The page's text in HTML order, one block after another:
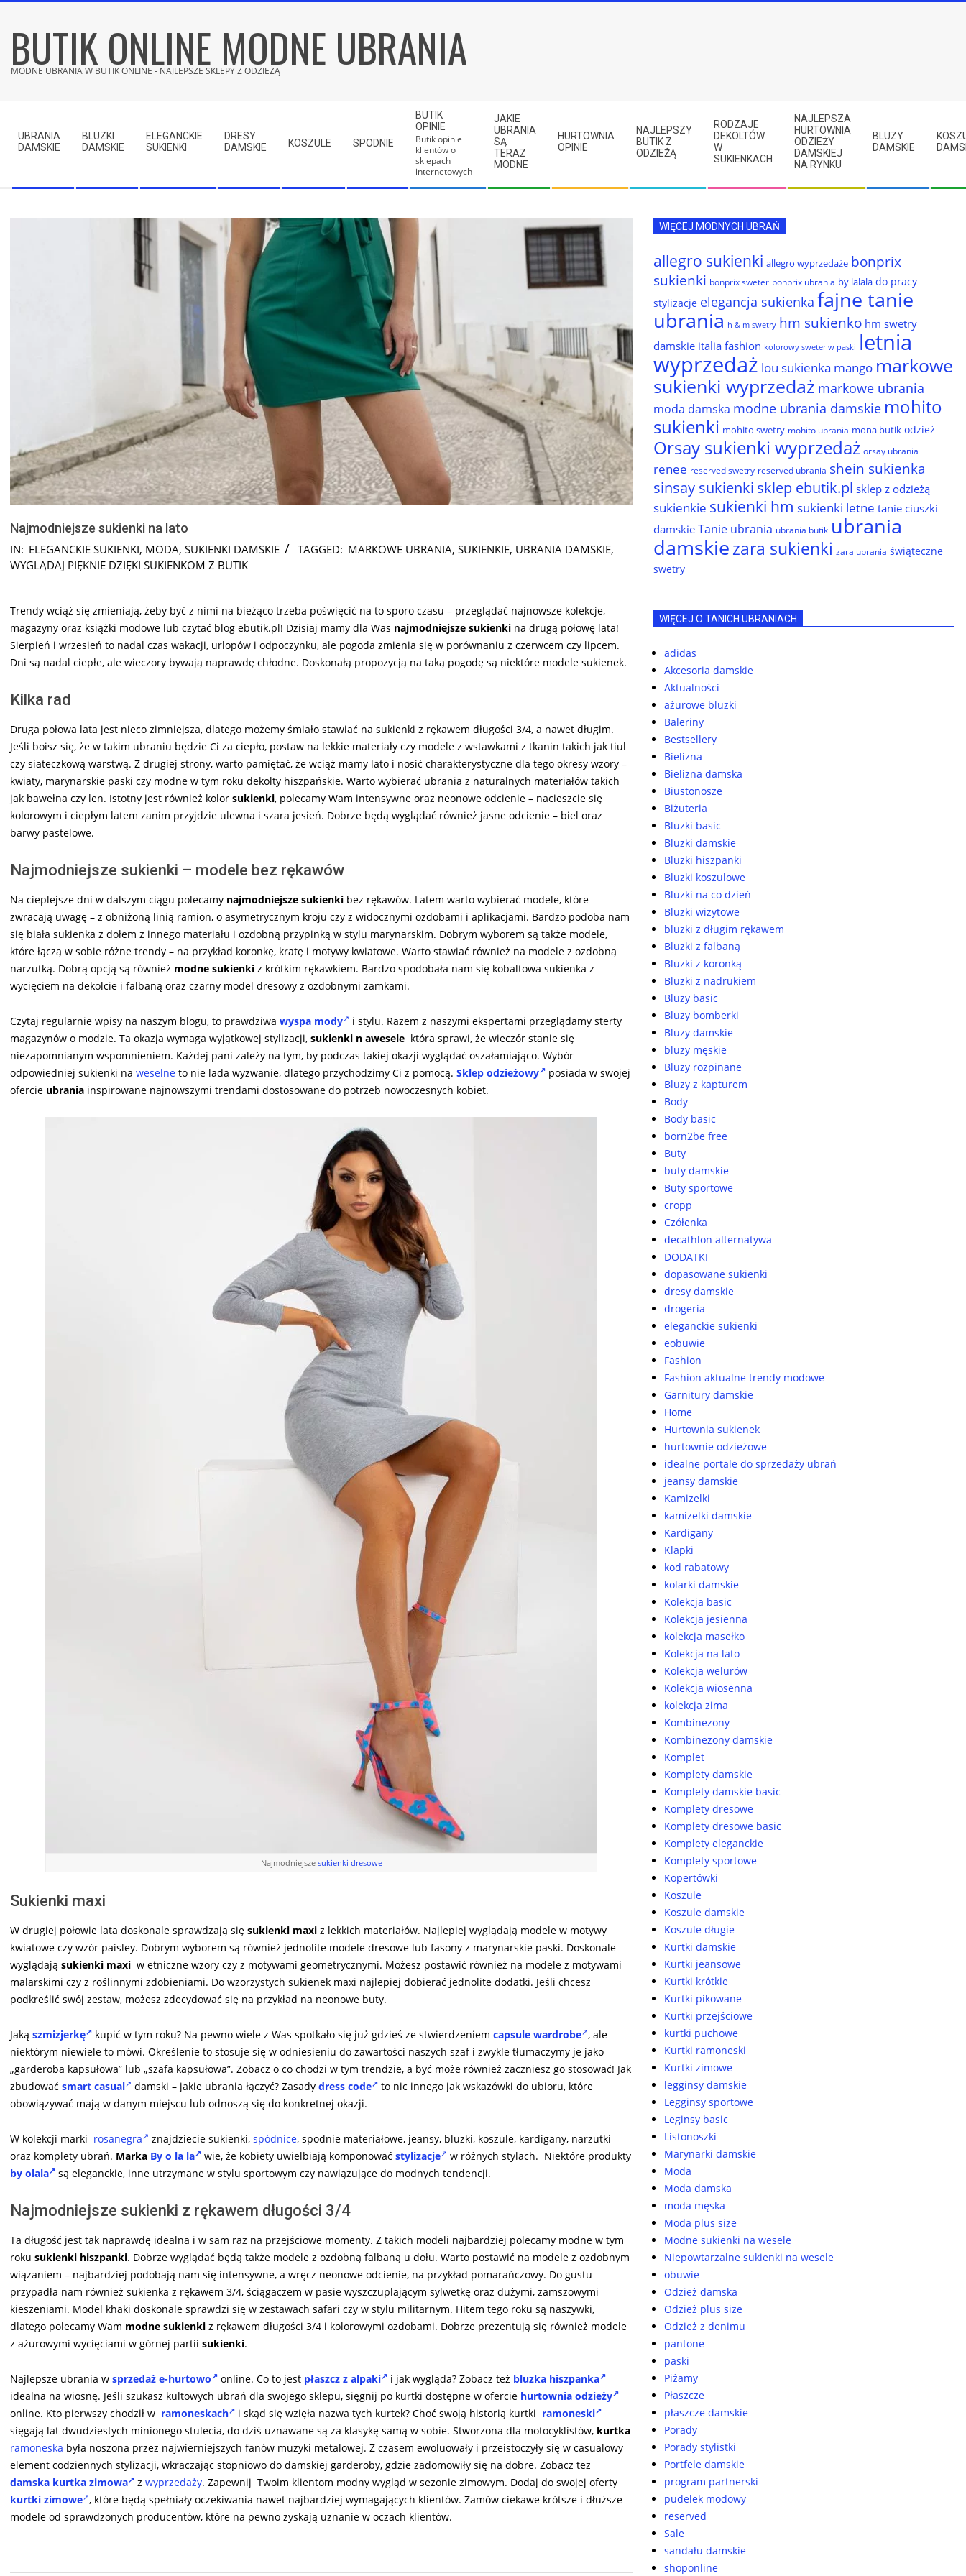
contentBUTIK ONLINE MODNE UBRANIA
MODNE UBRANIA W BUTIK ONLINE - NAJLEPSZE SKLEPY Z ODZIEŻĄ
Menu
UBRANIA
DAMSKIE
BLUZKI
DAMSKIE
ELEGANCKIE
SUKIENKI
DRESY
DAMSKIE
KOSZULE SPODNIE
BUTIK
OPINIE
Butik opinie
klientów o
sklepach
internetowych
JAKIE
UBRANIA
SĄ
TERAZ
MODNE
HURTOWNIA
OPINIE
NAJLEPSZY
BUTIK Z
ODZIEŻĄ
RODZAJE
DEKOLTÓW
W
SUKIENKACH
NAJLEPSZA
HURTOWNIA
ODZIEŻY
DAMSKIEJ
NA RYNKU
BLUZY
DAMSKIE
Najmodniejsze sukienki na lato
IN: ELEGANCKIE SUKIENKI, MODA, SUKIENKI DAMSKIE TAGGED: MARKOWE UBRANIA, SUKIENKIE, UBRANIA DAMSKIE,
WYGLĄDAJ PIĘKNIE DZIĘKI SUKIENKOM Z BUTIK
Trendy wciąż się zmieniają, żeby być z nimi na bieżąco trzeba poświęcić na to sporo czasu – przeglądać najnowsze kolekcje,
magazyny oraz książki modowe lub czytać blog ebutik.pl! Dzisiaj mamy dla Was najmodniejsze sukienki na drugą połowę lata!
Sierpień i wrzesień to nadal czas wakacji, urlopów i odpoczynku, ale pogoda zmienia się w porównaniu z czerwcem czy lipcem.
Dni są nadal ciepłe, ale wieczory bywają naprawdę chłodne. Doskonałą propozycją na taką pogodę są niektóre modele sukienek.
Kilka rad
Druga połowa lata jest nieco zimniejsza, dlatego możemy śmiało stawiać na sukienki z rękawem długości 3/4, a nawet długim.
Jeśli boisz się, że w takim ubraniu będzie Ci za ciepło, postaw na lekkie materiały czy modele z wstawkami z tkanin takich jak tiul
czy siateczkową warstwą. Z drugiej strony, warto pamiętać, że wciąż mamy lato i nosić charakterystyczne dla tego okresy wzory –
kwiaty, marynarskie paski czy modne w tym roku dekolty hiszpańskie. Warto wybierać ubrania z naturalnych materiałów takich
jak bawełna czy len. Istotny jest również kolor sukienki, polecamy Wam intensywne oraz neonowe odcienie – nacieszcie się
kolorowym i ciepłym latem zanim przyjdzie ulewna i szara jesień. Dobrze będą wyglądać również jasne odcienie – biel oraz
barwy pastelowe.
Najmodniejsze sukienki – modele bez rękawów
Na cieplejsze dni w dalszym ciągu polecamy najmodniejsze sukienki bez rękawów. Latem warto wybierać modele, które
zwracają uwagę – z obniżoną linią ramion, o asymetrycznym kroju czy z widocznymi ozdobami i aplikacjami. Bardzo podoba nam
się biała sukienka z dołem z innego materiału i ozdobną przypinką w stylu marynarskim. Dobrym wyborem są także modele,
które łączą w sobie różne trendy – na przykład koronkę, kratę i motywy kwiatowe. Warto stawiać również na modele z ozdobną
narzutką. Dobrą opcją są również modne sukienki z krótkim rękawkiem. Bardzo spodobała nam się kobaltowa sukienka z
wycięciem na dekolcie i falbaną oraz czarny model dresowy z ozdobnymi zamkami.
Czytaj regularnie wpisy na naszym blogu, to prawdziwa wyspa mody
i stylu. Razem z naszymi ekspertami przeglądamy sterty
magazynów o modzie. Ta okazja wymaga wyjątkowej stylizacji, sukienki n awesele która sprawi, że wieczór stanie się
niezapomnianym wspomnieniem. Każdej pani zależy na tym, by podczas takiej okazji wyglądać oszałamiająco. Wybór
odpowiedniej sukienki na weselne to nie lada wyzwanie, dlatego przychodzimy Ci z pomocą. Sklep odzieżowy
posiada w swojej
ofercie ubrania inspirowane najnowszymi trendami dostosowane do potrzeb nowoczesnych kobiet.
Najmodniejsze sukienki dresowe
Sukienki maxi
W drugiej połowie lata doskonale sprawdzają się sukienki maxi z lekkich materiałów. Najlepiej wyglądają modele w motywy
kwiatowe czy wzór paisley. Dobrym wyborem są również jednolite modele dresowe lub fasony z marynarskie paski. Doskonale
wyglądają sukienki maxi w etniczne wzory czy z motywami geometrycznymi. Możesz postawić również na modele z motywami
malarskimi czy z roślinnymi zdobieniami. Do wzorzystych sukienek maxi najlepiej dobierać jednolite dodatki. Jeśli chcesz
podkreślić swój zestaw, możesz zdecydować się na przykład na neonowe buty.
Jaką szmizjerkę kupić w tym roku? Na pewno wiele z Was spotkało się już gdzieś ze stwierdzeniem capsule wardrobe , ale
niektórym niewiele to mówi. Określenie to stosuje się w odniesieniu do zawartości naszych szaf i zwykle tłumaczymy je jako
„garderoba kapsułowa” lub „szafa kapsułowa”. Zobacz o co chodzi w tym trendzie, a być może również zaczniesz go stosować! Jak
zbudować smart casual damski – jakie ubrania łączyć? Zasady dress code
to nic innego jak wskazówki do ubioru, które
obowiązywać mają w danym miejscu lub odnoszą się do konkretnej okazji.
W kolekcji marki rosanegra znajdziecie sukienki, spódnice, spodnie materiałowe, jeansy, bluzki, koszule, kardigany, narzutki
oraz komplety ubrań. Marka By o la la wie, że kobiety uwielbiają komponować stylizacje
w różnych stylach. Niektóre produkty
by olala
są eleganckie, inne utrzymane w stylu sportowym czy nawiązujące do modnych tendencji.
Najmodniejsze sukienki z rękawem długości 3/4
Ta długość jest tak naprawdę idealna i w sam raz na przejściowe momenty. Z takich modeli najbardziej polecamy modne w tym
roku sukienki hiszpanki. Dobrze wyglądać będą także modele z ozdobną falbaną u dołu. Warto postawić na modele z ozdobnym
wiązaniem – najbardziej podobają nam się intensywne, a wręcz neonowe odcienie, na przykład pomarańczowy. Do gustu
przypadła nam również sukienka z rękawem 3/4, ściągaczem w pasie wyszczuplającym sylwetkę oraz dużymi, zamszowymi
kieszeniami. Model khaki doskonale sprawdzi się w zestawach safari czy w stylu militarnym. Hitem tego roku są naszywki,
dlatego polecamy Wam modne sukienki z rękawem długości 3/4 i kolorowymi ozdobami. Dobrze prezentują się również modele
z ażurowymi wycięciami w górnej partii sukienki.
Najlepsze ubrania w sprzedaż e-hurtowo online. Co to jest płaszcz z alpaki i jak wygląda? Zobacz też bluzka hiszpanka
idealna na wiosnę. Jeśli szukasz kultowych ubrań dla swojego sklepu, sięgnij po kurtki dostępne w ofercie hurtownia odzieży
online. Kto pierwszy chodził w ramoneskach i skąd się wzięła nazwa tych kurtek? Choć swoją historią kurtki ramoneski
sięgają lat dwudziestych minionego stulecia, do dziś uznawane są za klasykę samą w sobie. Stworzona dla motocyklistów, kurtka
ramoneska była noszona przez najwierniejszych fanów muzyki metalowej. Z czasem ewoluowały i przeistoczyły się w casualowy
element codziennych stylizacji, wkraczając stopniowo do damskiej garderoby, gdzie zadomowiły się na dobre. Zobacz tez
damska kurtka zimowa
z wyprzedaży. Zapewnij Twoim klientom modny wygląd w sezonie zimowym. Dodaj do swojej oferty
kurtki zimowe , które będą spełniały oczekiwania nawet najbardziej wymagających klientów. Zamów ciekawe krótsze i dłuższe
modele od sprawdzonych producentów, które na pewno zyskają uznanie w oczach klientów.
WIĘCEJ MODNYCH UBRAŃ
allegro sukienki allegro wyprzedaże bonprix
sukienki bonprix sweter bonprix ubrania by lalala do pracy
stylizacje elegancja sukienka fajne tanie
ubrania h & m swetry hm sukienko hm swetry
damskie italia fashion kolorowy sweter w paski letnia
wyprzedaż lou sukienka mango markowe
sukienki wyprzedaż markowe ubrania
moda damska modne ubrania damskie mohito
sukienki mohito swetry mohito ubrania mona butik odzież
Orsay sukienki wyprzedaż orsay ubrania
renee reserved swetry reserved ubrania shein sukienka
sinsay sukienki sklep ebutik.pl sklep z odzieżą
sukienkie sukienki hm sukienki letne tanie ciuszki
damskie Tanie ubrania ubrania butik ubrania
damskiezara sukienki zara ubrania świąteczne
swetry
WIĘCEJ O TANICH UBRANIACH
adidas
Akcesoria damskie
Aktualności
ażurowe bluzki
Baleriny
Bestsellery
Bielizna
Bielizna damska
Biustonosze
Biżuteria
Bluzki basic
Bluzki damskie
Bluzki hiszpanki
Bluzki koszulowe
Bluzki na co dzień
Bluzki wizytowe
bluzki z długim rękawem
Bluzki z falbaną
Bluzki z koronką
Bluzki z nadrukiem
Bluzy basic
Bluzy bomberki
Bluzy damskie
bluzy męskie
Bluzy rozpinane
Bluzy z kapturem
Body
Body basic
born2be free
Buty
buty damskie
Buty sportowe
cropp
Czółenka
decathlon alternatywa
DODATKI
dopasowane sukienki
dresy damskie
drogeria
eleganckie sukienki
eobuwie
Fashion
Fashion aktualne trendy modowe
Garnitury damskie
Home
Hurtownia sukienek
hurtownie odzieżowe
idealne portale do sprzedaży ubrań
jeansy damskie
Kamizelki
kamizelki damskie
Kardigany
Klapki
kod rabatowy
kolarki damskie
Kolekcja basic
Kolekcja jesienna
kolekcja masełko
Kolekcja na lato
Kolekcja welurów
Kolekcja wiosenna
kolekcja zima
Kombinezony
Kombinezony damskie
Komplet
Komplety damskie
Komplety damskie basic
Komplety dresowe
Komplety dresowe basic
Komplety eleganckie
Komplety sportowe
Kopertówki
Koszule
Koszule damskie
Koszule długie
Kurtki damskie
Kurtki jeansowe
Kurtki krótkie
Kurtki pikowane
Kurtki przejściowe
kurtki puchowe
Kurtki ramoneski
Kurtki zimowe
legginsy damskie
Legginsy sportowe
Leginsy basic
Listonoszki
Marynarki damskie
Moda
Moda damska
moda męska
Moda plus size
Modne sukienki na wesele
Niepowtarzalne sukienki na wesele
obuwie
Odzież damska
Odzież plus size
Odzież z denimu
pantone
paski
Piżamy
Płaszcze
płaszcze damskie
Porady
Porady stylistki
Portfele damskie
program partnerski
pudelek modowy
reserved
Sale
sandału damskie
shoponline